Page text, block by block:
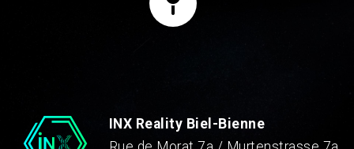
INX Reality Biel-Bienne